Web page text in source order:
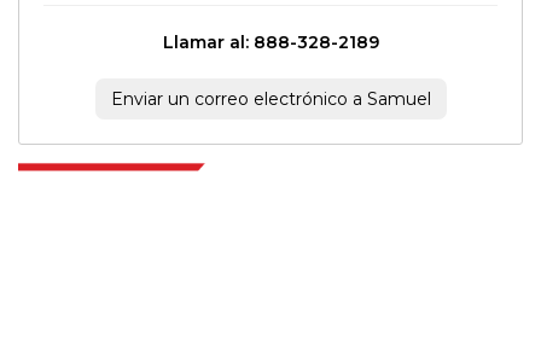
Llamar al: 888-328-2189
Enviar un correo electrónico a Samuel